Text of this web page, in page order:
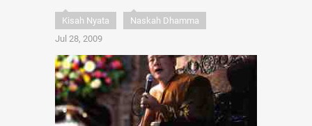
Kisah Nyata
Naskah Dhamma
Jul 28, 2009